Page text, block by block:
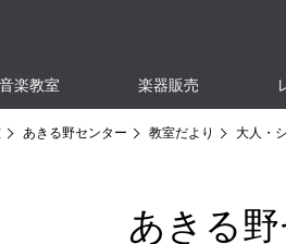
音楽教室 楽器販売
あきる野センター 教室だより 大人・
あきる